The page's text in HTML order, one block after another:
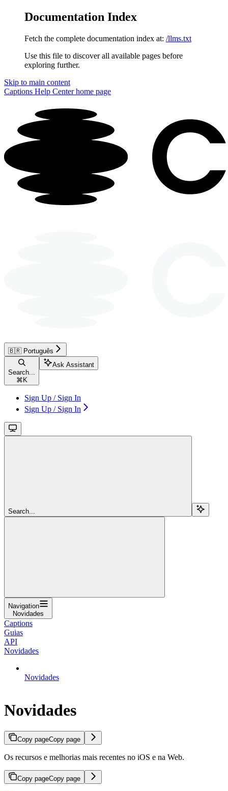
Documentation Index
Fetch the complete documentation index at: /llms.txt
Use this file to discover all available pages before
exploring further.
Skip to main content
Captions Help Centerhome page
🇧🇷 Português
Search...
⌘ K
Ask Assistant
Sign Up / Sign In
Sign Up / Sign In
Search...
Navigation
Novidades
Captions
Guias
API
Novidades
Novidades
Novidades
Copy pageCopy page
Os recursos e melhorias mais recentes no iOS e na Web.
Copy pageCopy page